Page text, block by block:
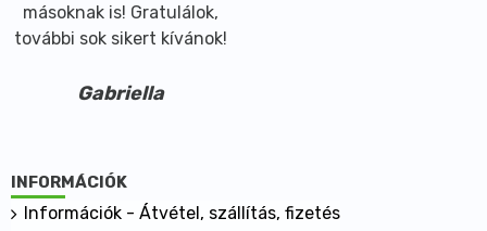
másoknak is! Gratulálok,
további sok sikert kívánok!
Gabriella
INFORMÁCIÓK
Információk - Átvétel, szállítás, fizetés